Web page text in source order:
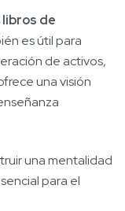
libros de
es útil para
de activos,
una visión
una mentalidad
para el